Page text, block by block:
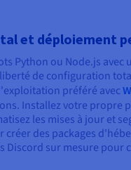
et déploiement
Python ou Node.js avec
de configuration
préféré avec
Installez votre propre
les mises à jour et
créer des packages
Discord sur mesure pour